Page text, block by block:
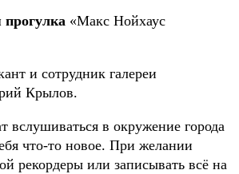
прогулка «Макс Нойхаус
и сотрудник галереи
Крылов.
вслушиваться в окружение города
что-то новое. При желании
рекордеры или записывать всё на